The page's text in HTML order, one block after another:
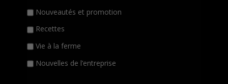
Nouveautés et promotion
Recettes
Vie à la ferme
Nouvelles de l’entreprise